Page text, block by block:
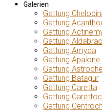
Galerien
Gattung
Gattung
Gattung
Gattung
Gattung Amyda
Gattung
Gattung
Gattung Batagur
Gattung Caretta
Gattung
Gattung